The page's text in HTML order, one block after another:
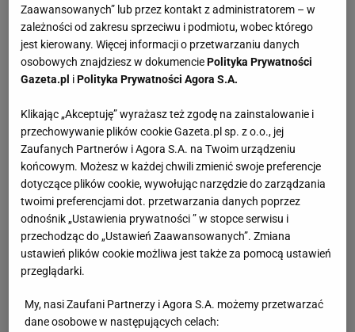
Dlaczego rezygnujemy z gotowania?
MATERIAŁ PROMOCYJNY
- teraz tańsze o niemal 100 zł
Reserved wyprzedaje letnie sukienki -70%. Ceny
zaczynają się od 39 zł
Zaawansowanych” lub przez kontakt z administratorem – w
zależności od zakresu sprzeciwu i podmiotu, wobec którego
jest kierowany. Więcej informacji o przetwarzaniu danych
osobowych znajdziesz w dokumencie Polityka Prywatności
Gazeta.pl i Polityka Prywatności Agora S.A.
Klikając „Akceptuję” wyrażasz też zgodę na zainstalowanie i
przechowywanie plików cookie Gazeta.pl sp. z o.o., jej
Zaufanych Partnerów i Agora S.A. na Twoim urządzeniu
końcowym. Możesz w każdej chwili zmienić swoje preferencje
dotyczące plików cookie, wywołując narzędzie do zarządzania
twoimi preferencjami dot. przetwarzania danych poprzez
odnośnik „Ustawienia prywatności ” w stopce serwisu i
przechodząc do „Ustawień Zaawansowanych”. Zmiana
ustawień plików cookie możliwa jest także za pomocą ustawień
przeglądarki.
My, nasi Zaufani Partnerzy i Agora S.A. możemy przetwarzać
dane osobowe w następujących celach: